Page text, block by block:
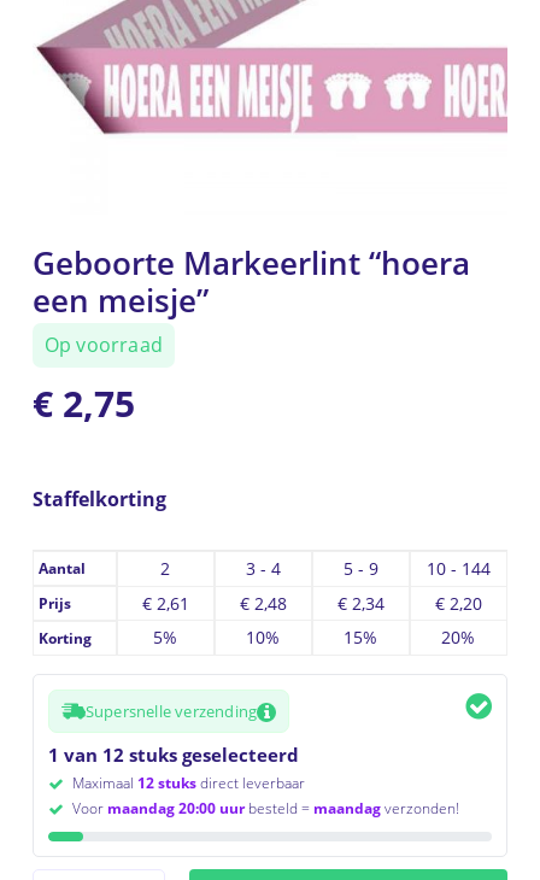
Geboorte Markeerlint “hoera
een meisje”
Op voorraad
€2,75
Staffelkorting
Aantal 2 3 - 4 5 - 9 10 - 144
Prijs €2,61 €2,48 €2,34 €2,20
Korting 5% 10% 15% 20%
Supersnelle verzending
1 van 12 stuks geselecteerd
Maximaal 12 stuksdirect leverbaar
Voor maandag 20:00 uurbesteld = maandagverzonden!